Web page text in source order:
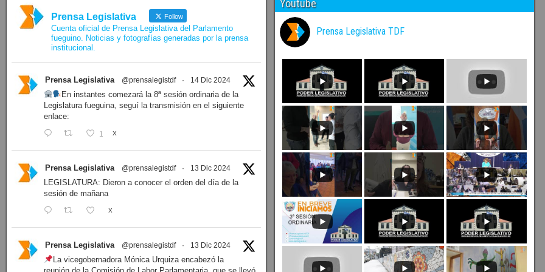
Prensa Legislativa Follow
Cuenta oficial de Prensa Legislativa del Parlamento
fueguino. Noticias y fotografías generadas por la prensa
institucional.
Prensa Legislativa @prensalegistdf · 14 Dic 2024
En instantes comezará la 8ª sesión ordinaria de la
Legislatura fueguina, seguí la transmisión en el siguiente
enlace:
1 X
Prensa Legislativa @prensalegistdf · 13 Dic 2024
LEGISLATURA: Dieron a conocer el orden del día de la
sesión de mañana
X
Prensa Legislativa @prensalegistdf · 13 Dic 2024
La vicegobernadora Mónica Urquiza encabezó la
Youtube
Prensa Legislativa TDF